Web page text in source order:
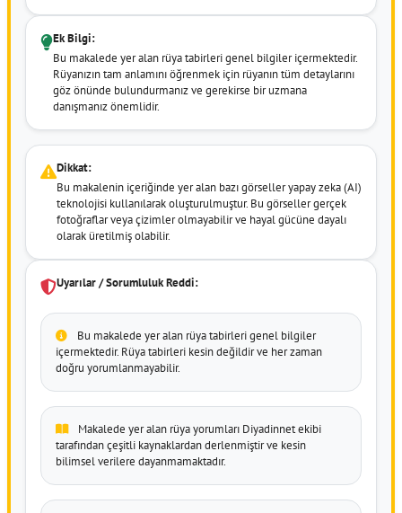
Ek Bilgi:
Bu makalede yer alan rüya tabirleri genel bilgiler içermektedir.
Rüyanızın tam anlamını öğrenmek için rüyanın tüm detaylarını
göz önünde bulundurmanız ve gerekirse bir uzmana
danışmanız önemlidir.
Dikkat:
Bu makalenin içeriğinde yer alan bazı görseller yapay zeka (AI)
teknolojisi kullanılarak oluşturulmuştur. Bu görseller gerçek
fotoğraflar veya çizimler olmayabilir ve hayal gücüne dayalı
olarak üretilmiş olabilir.
Uyarılar / Sorumluluk Reddi:
Bu makalede yer alan rüya tabirleri genel bilgiler
içermektedir. Rüya tabirleri kesin değildir ve her zaman
doğru yorumlanmayabilir.
Makalede yer alan rüya yorumları Diyadinnet ekibi
tarafından çeşitli kaynaklardan derlenmiştir ve kesin
bilimsel verilere dayanmamaktadır.